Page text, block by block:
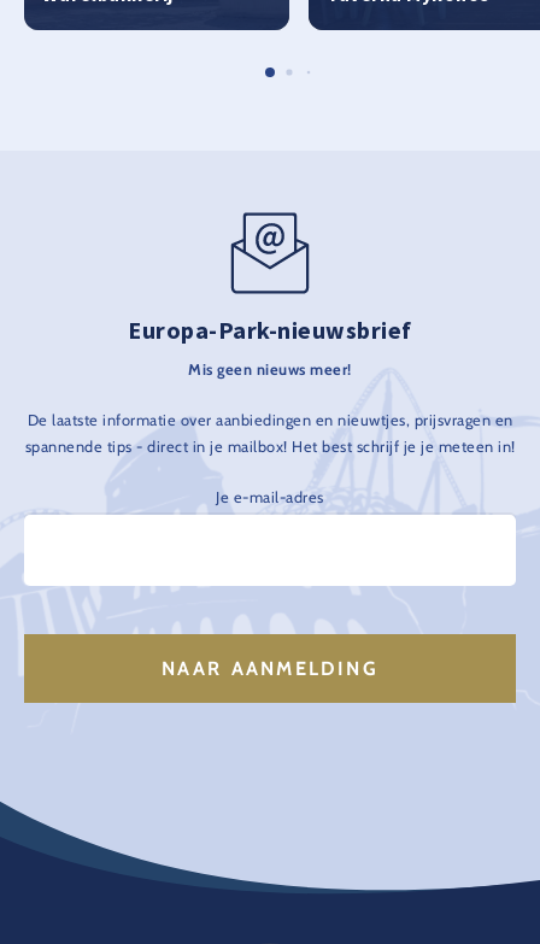
Europa-Park-nieuwsbrief
Mis geen nieuws meer!
De laatste informatie over aanbiedingen en nieuwtjes, prijsvragen en
spannende tips - direct in je mailbox! Het best schrijf je je meteen in!
Je e-mail-adres